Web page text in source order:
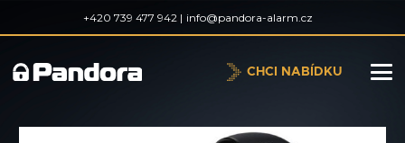
+420 739 477 942 | info@pandora-alarm.cz
CHCI NABÍDKU